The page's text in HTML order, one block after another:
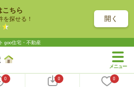
こちら
を探せる！ 開く
goo住宅・不動産
0 0 0